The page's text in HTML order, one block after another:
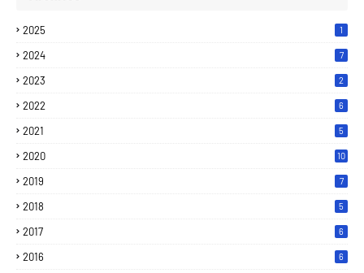
2025 1
2024 7
2023 2
2022 6
2021 5
2020 10
2019 7
2018 5
2017 6
2016 6